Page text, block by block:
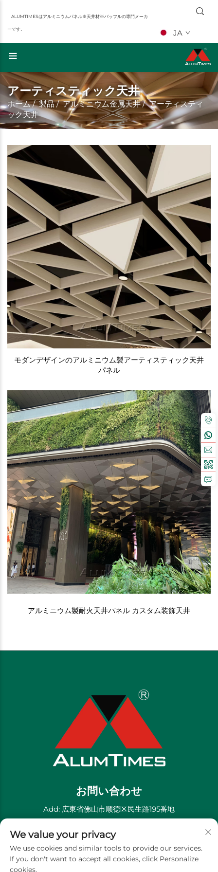
ALUMTIMESはアルミニウムパネル※天井材※バッフルの専門メーカ
ーです。 JA
アーティスティック天井
ホーム/製品/アルミニウム金属天井/アーティスティ
ック天井
モダンデザインのアルミニウム製アーティスティック天井
パネル
アルミニウム製耐火天井パネル カスタム装飾天井
お問い合わせ
Add: 広東省佛山市顺德区民生路195番地
Eメール：[email protected]
We value your privacy
We use cookies and similar tools to provide our services.
If you don't want to accept all cookies, click Personalize
cookies.